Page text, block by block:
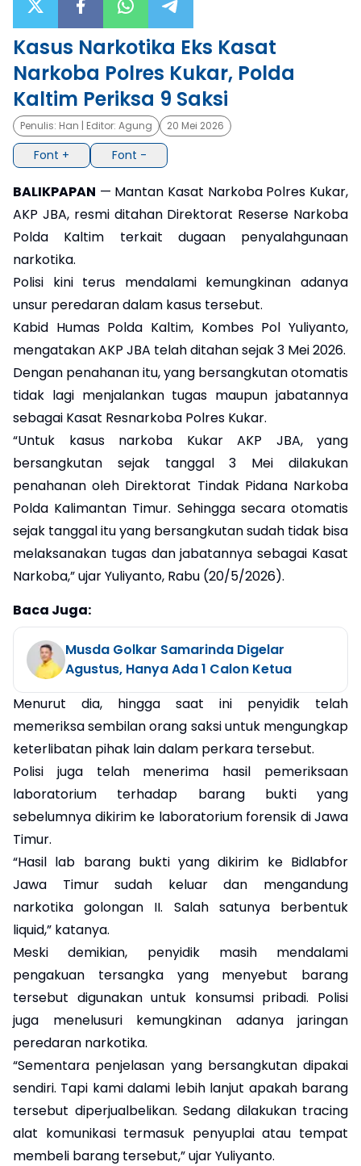
×
Kasus Narkotika Eks Kasat
Narkoba Polres Kukar, Polda
Kaltim Periksa 9 Saksi
Penulis: Han | Editor: Agung 20 Mei 2026
Font + Font -
BALIKPAPAN — Mantan Kasat Narkoba Polres Kukar,
AKP JBA, resmi ditahan Direktorat Reserse Narkoba
Polda Kaltim terkait dugaan penyalahgunaan
narkotika.
Polisi kini terus mendalami kemungkinan adanya
unsur peredaran dalam kasus tersebut.
Kabid Humas Polda Kaltim, Kombes Pol Yuliyanto,
mengatakan AKP JBA telah ditahan sejak 3 Mei 2026.
Dengan penahanan itu, yang bersangkutan otomatis
tidak lagi menjalankan tugas maupun jabatannya
sebagai Kasat Resnarkoba Polres Kukar.
“Untuk kasus narkoba Kukar AKP JBA, yang
bersangkutan sejak tanggal 3 Mei dilakukan
penahanan oleh Direktorat Tindak Pidana Narkoba
Polda Kalimantan Timur. Sehingga secara otomatis
sejak tanggal itu yang bersangkutan sudah tidak bisa
melaksanakan tugas dan jabatannya sebagai Kasat
Narkoba,” ujar Yuliyanto, Rabu (20/5/2026).
Baca Juga:
Musda Golkar Samarinda Digelar
Agustus, Hanya Ada 1 Calon Ketua
Menurut dia, hingga saat ini penyidik telah
memeriksa sembilan orang saksi untuk mengungkap
keterlibatan pihak lain dalam perkara tersebut.
Polisi juga telah menerima hasil pemeriksaan
laboratorium terhadap barang bukti yang
sebelumnya dikirim ke laboratorium forensik di Jawa
Timur.
“Hasil lab barang bukti yang dikirim ke Bidlabfor
Jawa Timur sudah keluar dan mengandung
narkotika golongan II. Salah satunya berbentuk
liquid,” katanya.
Meski demikian, penyidik masih mendalami
pengakuan tersangka yang menyebut barang
tersebut digunakan untuk konsumsi pribadi. Polisi
juga menelusuri kemungkinan adanya jaringan
peredaran narkotika.
“Sementara penjelasan yang bersangkutan dipakai
sendiri. Tapi kami dalami lebih lanjut apakah barang
tersebut diperjualbelikan. Sedang dilakukan tracing
alat komunikasi termasuk penyuplai atau tempat
membeli barang tersebut,” ujar Yuliyanto.